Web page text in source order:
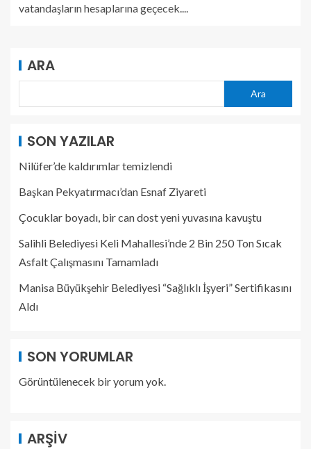
vatandaşların hesaplarına geçecek....
ARA
Ara
SON YAZILAR
Nilüfer’de kaldırımlar temizlendi
Başkan Pekyatırmacı’dan Esnaf Ziyareti
Çocuklar boyadı, bir can dost yeni yuvasına kavuştu
Salihli Belediyesi Keli Mahallesi’nde 2 Bin 250 Ton Sıcak
Asfalt Çalışmasını Tamamladı
Manisa Büyükşehir Belediyesi “Sağlıklı İşyeri” Sertifikasını
Aldı
SON YORUMLAR
Görüntülenecek bir yorum yok.
ARŞIV